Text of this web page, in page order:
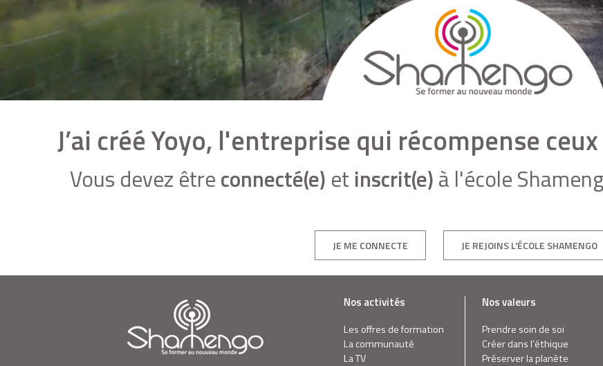
J’ai créé Yoyo, l'entreprise qui récompense
Vous devez êtreconnecté(e) et inscrit(e)à l'école
JE ME CONNECTE JE REJOINS L'ÉCOLE SHAMENGO
Nos activités
Les offres de formation
La communauté
La TV
Nos valeurs
Prendre soin de soi
Créer dans l’éthique
Préserver la planète